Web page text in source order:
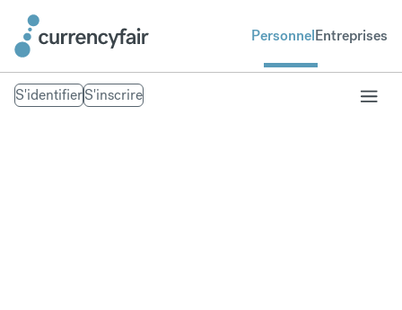
PersonnelEntreprises
S'identifierS'inscrire